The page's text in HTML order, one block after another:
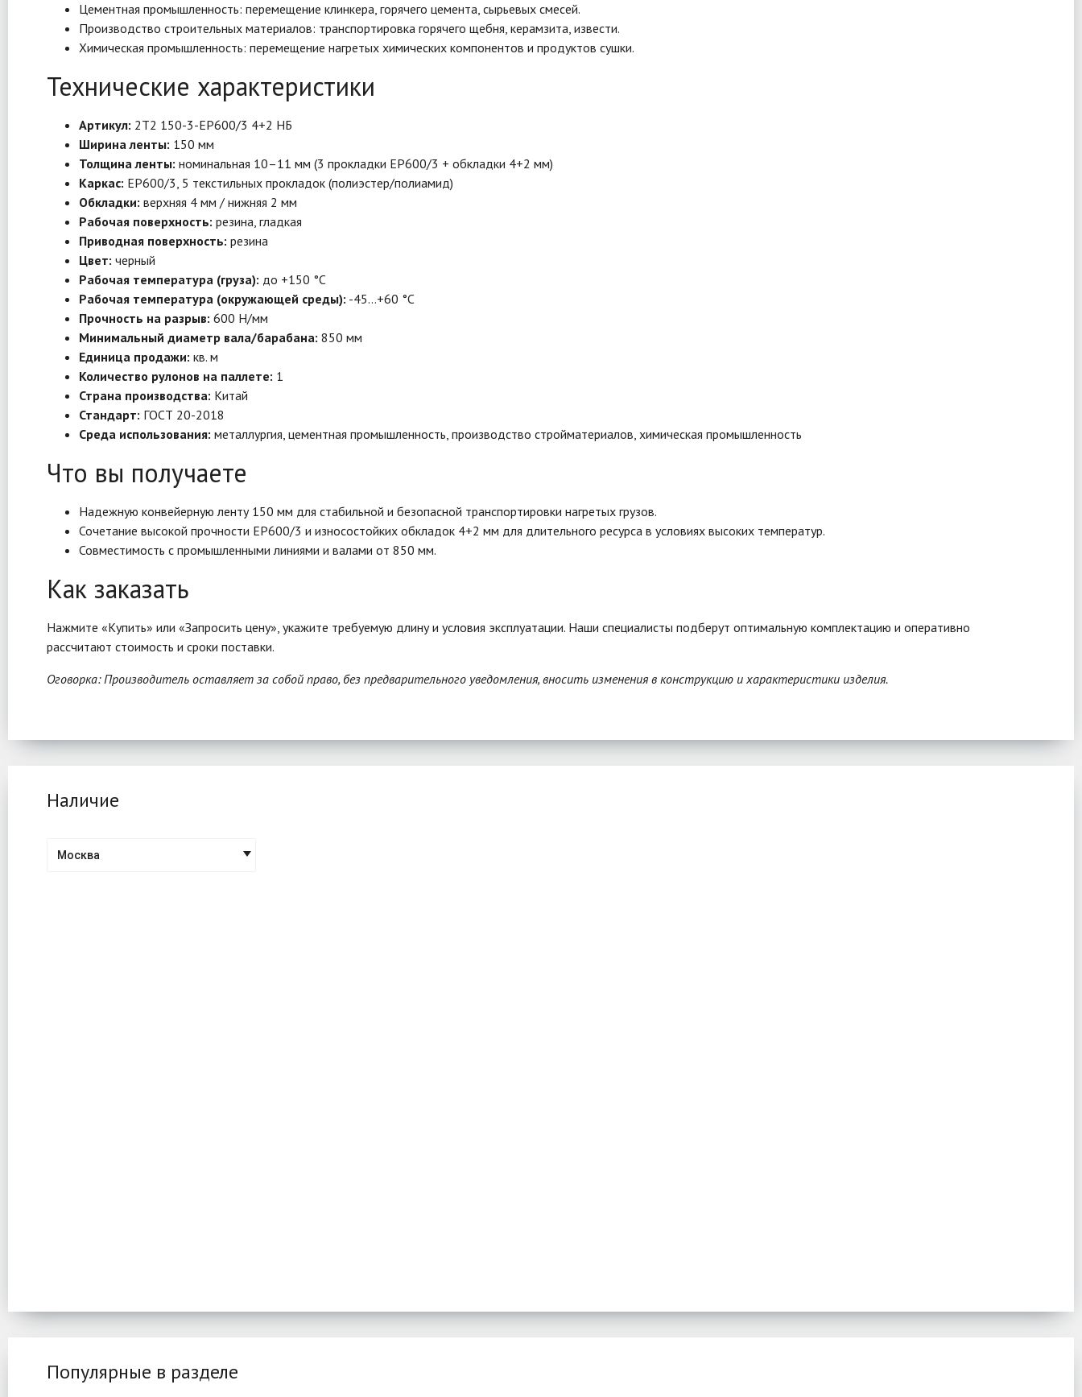
Цементная промышленность: перемещение клинкера, горячего цемента, сырьевых смесей.
Производство строительных материалов: транспортировка горячего щебня, керамзита, извести.
Химическая промышленность: перемещение нагретых химических компонентов и продуктов сушки.
Технические характеристики
Артикул: 2Т2 150-3-EP600/3 4+2 НБ
Ширина ленты: 150 мм
Толщина ленты: номинальная 10–11 мм (3 прокладки EP600/3 + обкладки 4+2 мм)
Каркас: EP600/3, 5 текстильных прокладок (полиэстер/полиамид)
Обкладки: верхняя 4 мм / нижняя 2 мм
Рабочая поверхность: резина, гладкая
Приводная поверхность: резина
Цвет: черный
Рабочая температура (груза): до +150 °C
Рабочая температура (окружающей среды): -45…+60 °C
Прочность на разрыв: 600 Н/мм
Минимальный диаметр вала/барабана: 850 мм
Единица продажи: кв. м
Количество рулонов на паллете: 1
Страна производства: Китай
Стандарт: ГОСТ 20-2018
Среда использования: металлургия, цементная промышленность, производство стройматериалов, химическая промышленность
Что вы получаете
Надежную конвейерную ленту 150 мм для стабильной и безопасной транспортировки нагретых грузов.
Сочетание высокой прочности EP600/3 и износостойких обкладок 4+2 мм для длительного ресурса в условиях высоких температур.
Совместимость с промышленными линиями и валами от 850 мм.
Как заказать
Нажмите «Купить» или «Запросить цену», укажите требуемую длину и условия эксплуатации. Наши специалисты подберут оптимальную комплектацию и оперативно
рассчитают стоимость и сроки поставки.
Оговорка: Производитель оставляет за собой право, без предварительного уведомления, вносить изменения в конструкцию и характеристики изделия.
Наличие
Москва
Популярные в разделе